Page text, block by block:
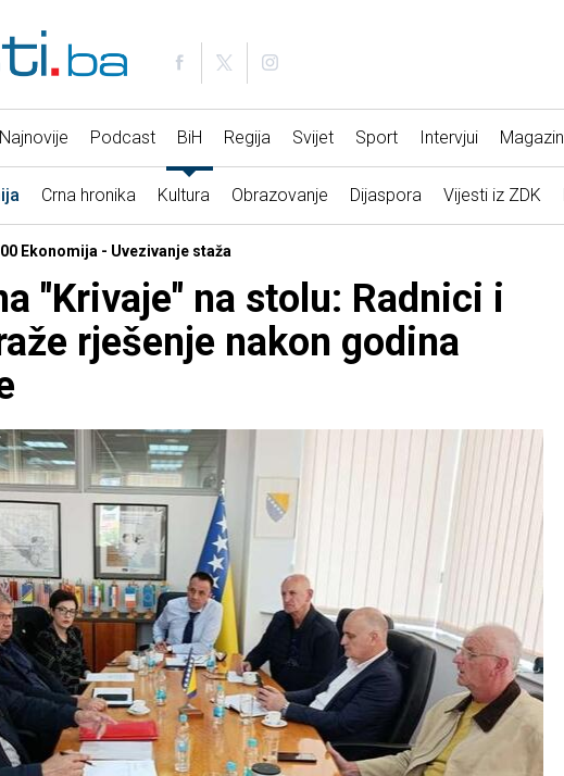
Najnovije Podcast BiH Regija Svijet Sport Intervjui Magazin
Crna hronika Kultura Obrazovanje Dijaspora Vijesti iz ZDK
Ekonomija - Uvezivanje staža
"Krivaje" na stolu: Radnici i
rješenje nakon godina